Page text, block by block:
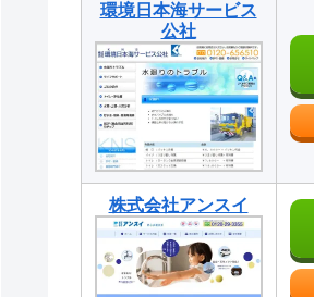
環境日本海サービス
公社
株式会社アンスイ